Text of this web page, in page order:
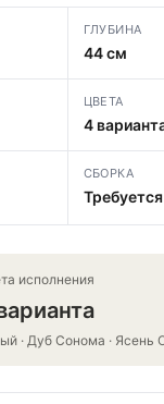
ГЛУБИНА
44 см
ЦВЕТА
4
СБОРКА
Требуется
исполнения
· Дуб Сонома · Ясень